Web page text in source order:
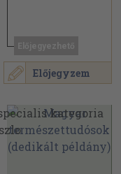
Előjegyzem